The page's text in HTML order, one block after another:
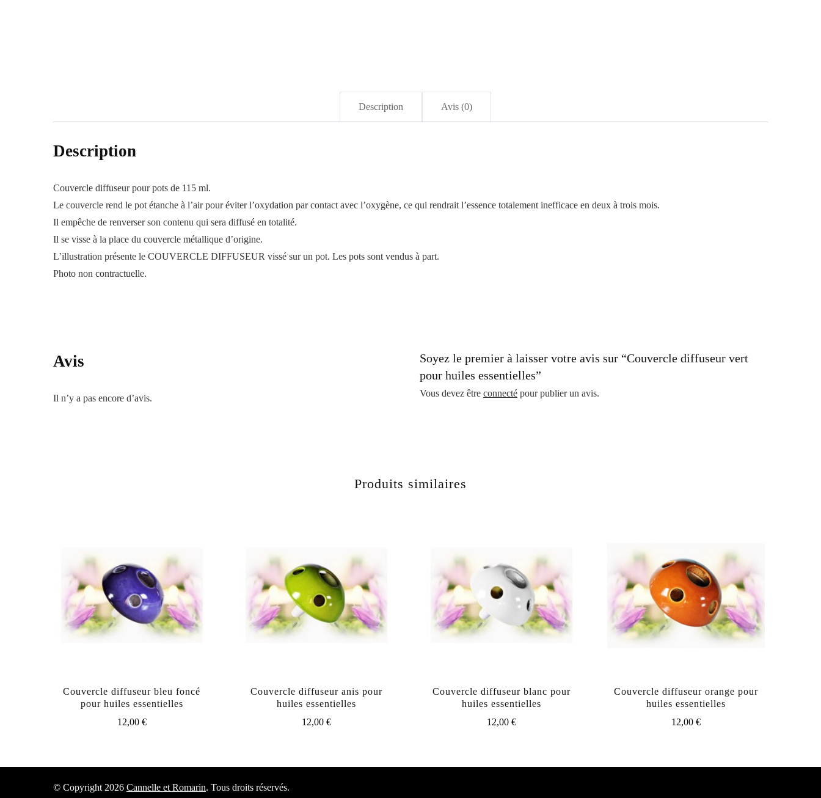
Description Avis (0)
Description
Couvercle diffuseur pour pots de 115 ml.
Le couvercle rend le pot étanche à l’air pour éviter l’oxydation par contact avec l’oxygène, ce qui rendrait l’essence totalement inefficace en deux à trois mois.
Il empêche de renverser son contenu qui sera diffusé en totalité.
Il se visse à la place du couvercle métallique d’origine.
L’illustration présente le COUVERCLE DIFFUSEUR vissé sur un pot. Les pots sont vendus à part.
Photo non contractuelle.
Avis
Il n’y a pas encore d’avis.
Soyez le premier à laisser votre avis sur “Couvercle diffuseur vert
pour huiles essentielles”
Vous devez être connecté pour publier un avis.
Produits similaires
Couvercle diffuseur bleu foncé
pour huiles essentielles
12,00 €
Couvercle diffuseur anis pour
huiles essentielles
12,00€
Couvercle diffuseur blanc pour
huiles essentielles
12,00 €
Couvercle diffuseur orange pour
huiles essentielles
12,00€
© Copyright 2026 Cannelle et Romarin. Tous droits réservés.